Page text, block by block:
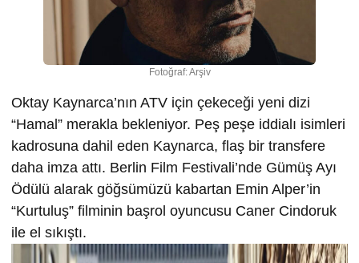
Fotoğraf: Arşiv
Oktay Kaynarca’nın ATV için çekeceği yeni dizi
“Hamal” merakla bekleniyor. Peş peşe iddialı isimleri
kadrosuna dahil eden Kaynarca, flaş bir transfere
daha imza attı. Berlin Film Festivali’nde Gümüş Ayı
Ödülü alarak göğsümüzü kabartan Emin Alper’in
“Kurtuluş” filminin başrol oyuncusu Caner Cindoruk
ile el sıkıştı.